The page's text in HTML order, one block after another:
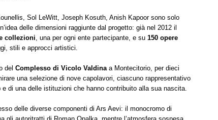
Sol LeWitt, Joseph Kosuth, Anish Kapoor sono solo
delle dimensioni raggiunte dal progetto: già nel 2012 il
collezioni, una per ogni ente partecipante, e su 150 opere
stili e approcci artistici.
del Complesso di Vicolo Valdina a Montecitorio, per dieci
una selezione di nove capolavori, ciascuno rappresentativo
di una delle istituzioni che hanno contribuito alla sua nascita.
delle diverse componenti di Ars Aevi: il monocromo di